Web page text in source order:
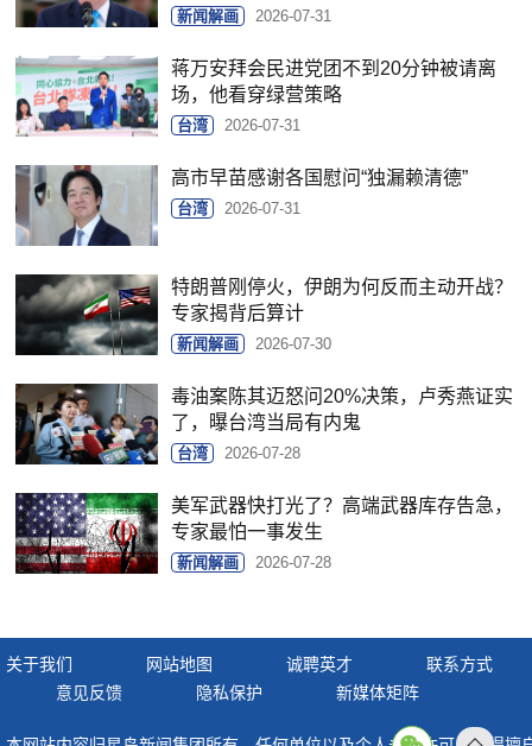
新闻解画 2026-07-31
蒋万安拜会民进党团不到20分钟被请离
场，他看穿绿营策略
台湾 2026-07-31
高市早苗感谢各国慰问“独漏赖清德”
台湾 2026-07-31
特朗普刚停火，伊朗为何反而主动开战？
专家揭背后算计
新闻解画 2026-07-30
毒油案陈其迈怒问20%决策，卢秀燕证实
了，曝台湾当局有内鬼
台湾 2026-07-28
美军武器快打光了？高端武器库存告急，
专家最怕一事发生
新闻解画 2026-07-28
关于我们 网站地图 诚聘英才
联系方式
意见反馈
隐私保护 新媒体矩阵